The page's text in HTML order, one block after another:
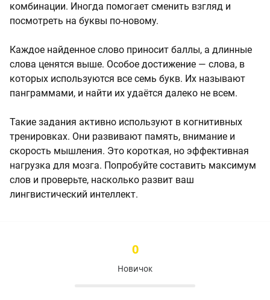
комбинации. Иногда помогает сменить взгляд и
посмотреть на буквы по-новому.
Каждое найденное слово приносит баллы, а длинные
слова ценятся выше. Особое достижение — слова, в
которых используются все семь букв. Их называют
панграммами, и найти их удаётся далеко не всем.
Такие задания активно используют в когнитивных
тренировках. Они развивают память, внимание и
скорость мышления. Это короткая, но эффективная
нагрузка для мозга. Попробуйте составить максимум
слов и проверьте, насколько развит ваш
лингвистический интеллект.
0
Новичок